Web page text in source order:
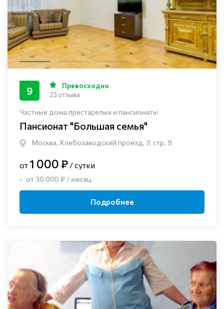
Частные дома престарелых и пансионаты
Пансионат "Большая семья"
Москва, Хлебозаводский проезд, 7, стр. 9
9 Превосходно
23 отзыва
от1 000 ₽ / сутки
от 30 000 ₽ / месяц
Подробнее